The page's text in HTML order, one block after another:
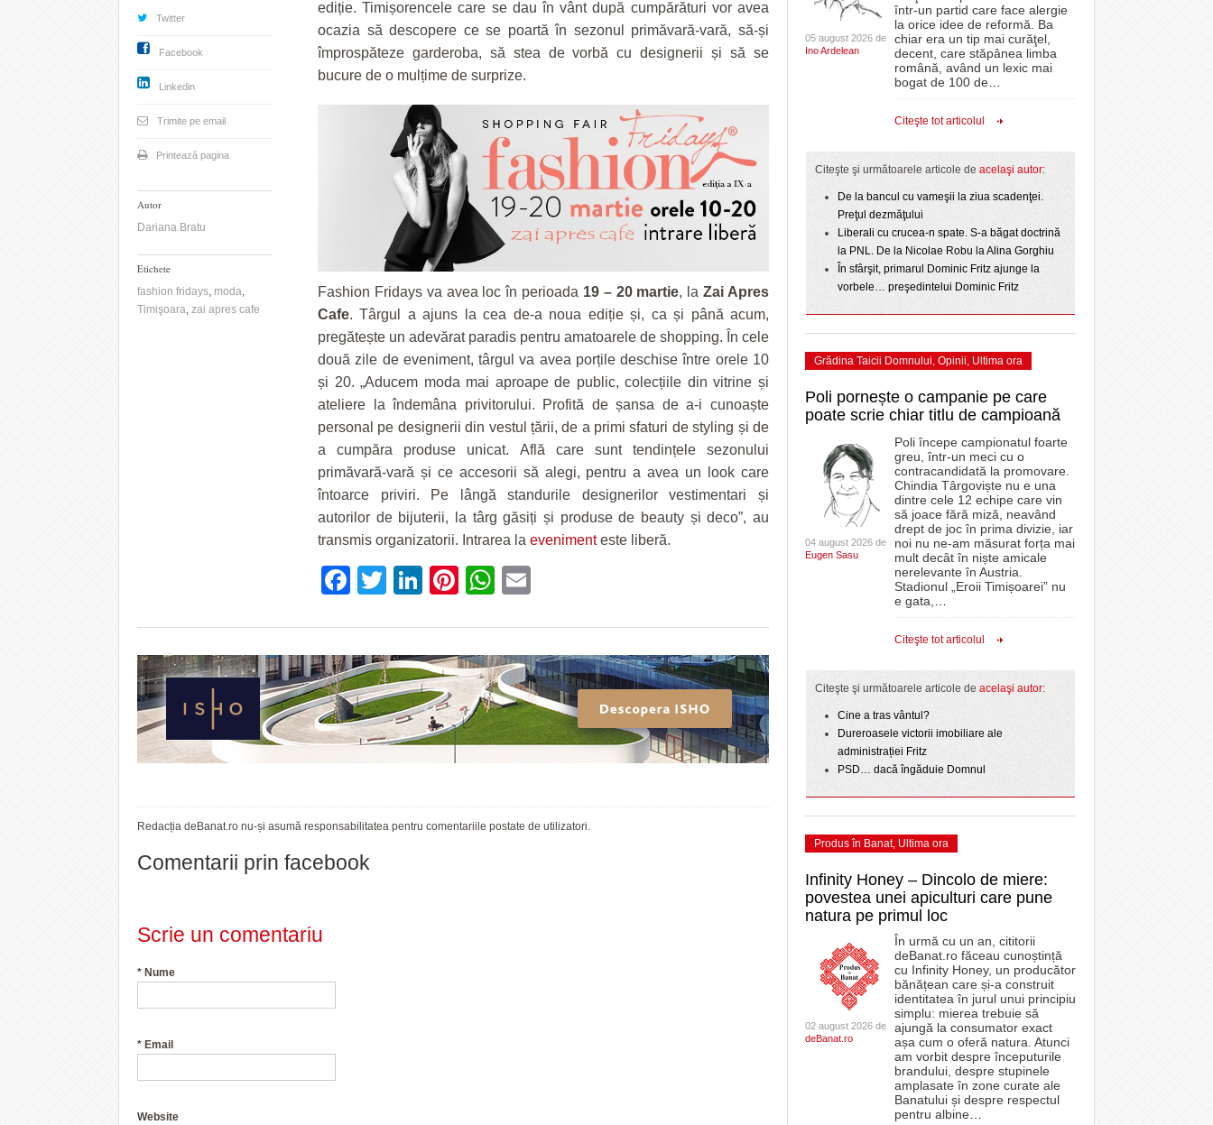
onoare/FOTO- 3 August 2026
Primăria Timișoara vinde 3.500 de metri cubi de
lemn- 3 August 2026
ANI să intervină în cazul Dominic Fritz şi să
conteste ordinul prefectului de Timiş
- acum 1 zi
August 2026
A vrut să-l atace pe Bolojan, dar i-a ieşit altceva.
Alexandru Rogobete spune că Nicolae
Ceauşescu a fost… “unicul vizionar al țării”
- 1
August 2026
View all
dramatic în barajul de promovare- 3 August 2026
Politehnica încheie cantonamentul cu o victorie
- 25 July 2026
Serie A, USD Lecce
ZIARISTU’ DE
FINANŢĂRI DE LA A
LA Z
PE SURSE
CLIPURI VIDEO
Ziua Timișoarei – City Celebration. Programul
ultimei zile
- 3 August 2026
Sărbătoarea continuă! Zeci de mii de oameni
View all
proiectelor derulate de instituție din fonduri
europene/FOTO
ANAF oferă persoanelor fizice posibilitatea să
beneficieze de Declarația Unică 212
2025
CLIPURI VIDEO
JOCURI ONLINE
DIVERSE
FARMACII DIN
GRĂDINIŢE DIN TIMIŞ
PRIMĂRIILE DIN TIMIŞ
SFATUL MEDICULUI
SFATURI JURIDICE
ediție. Timișorencele care se dau în vânt după cumpărături vor avea
ocazia să descopere ce se poartă în sezonul primăvară-vară, să-și
împrospăteze garderoba, să stea de vorbă cu designerii și să se
bucure de o mulțime de surprize.
Fashion Fridays va avea loc în perioada 19 – 20 martie, laZai Apres
Cafe. Târgul a ajuns la cea de-a noua ediție și, ca și până acum,
pregătește un adevărat paradis pentru amatoarele de shopping. În cele
două zile de eveniment, târgul va avea porțile deschise între orele 10
și 20. „Aducem moda mai aproape de public, colecțiile din vitrine și
ateliere la îndemâna privitorului. Profită de șansa de a-i cunoaște
personal pe designerii din vestul țării, de a primi sfaturi de styling și de
a cumpăra produse unicat. Află care sunt tendințele sezonului
primăvară-vară și ce accesorii să alegi, pentru a avea un look care
întoarce priviri. Pe lângă standurile designerilor vestimentari și
autorilor de bijuterii, la târg găsiți și produse de beauty și deco”, au
transmis organizatorii. Intrarea la evenimenteste liberă.
Facebook
Twitter
LinkedIn
Pinterest
WhatsApp
Twitter
Facebook
Linkedin
Trimite pe email
Printează pagina
Autor
Dariana Bratu
Etichete
fashion fridays, moda,
Timişoara, zai apres cafe
Redacția deBanat.ro nu-și asumă responsabilitatea pentru comentariile postate de utilizatori.
Comentarii prin facebook
Scrie un comentariu
* Nume
* Email
Website
05 august 2026 de
Ino Ardelean
într-un partid care face alergie
la orice idee de reformă. Ba
chiar era un tip mai curăţel,
decent, care stăpânea limba
română, având un lexic mai
bogat de 100 de
Citeşte tot articolul
Citeşte şi următoarele articole de acelaşi autor:
De la bancul cu vameşii la ziua scadenţei.
Preţul dezmăţului
Liberali cu crucea-n spate. S-a băgat doctrină
la PNL. De la Nicolae Robu la Alina Gorghiu
În sfârşit, primarul Dominic Fritz ajunge la
vorbele… preşedintelui Dominic Fritz
Grădina Taicii Domnului, Opinii, Ultima ora
Poli pornește o campanie pe care
poate scrie chiar titlu de campioană
04 august 2026 de
Eugen Sasu
Poli începe campionatul foarte
greu, într-un meci cu o
contracandidată la promovare.
Chindia Târgoviște nu e una
dintre cele 12 echipe care vin
să joace fără miză, neavând
drept de joc în prima divizie, iar
noi nu ne-am măsurat forța mai
mult decât în niște amicale
nerelevante în Austria.
Stadionul „Eroii Timișoarei” nu
e gata,
Citeşte tot articolul
Citeşte şi următoarele articole de acelaşi autor:
Cine a tras vântul?
Dureroasele victorii imobiliare ale
administrației Fritz
PSD… dacă îngăduie Domnul
Produs în Banat, Ultima ora
Infinity Honey – Dincolo de miere:
povestea unei apiculturi care pune
natura pe primul loc
02 august 2026 de
deBanat.ro
În urmă cu un an, cititorii
deBanat.ro făceau cunoștință
cu Infinity Honey, un producător
bănățean care și-a construit
identitatea în jurul unui principiu
simplu: mierea trebuie să
ajungă la consumator exact
așa cum o oferă natura. Atunci
am vorbit despre începuturile
brandului, despre stupinele
amplasate în zone curate ale
Banatului și despre respectul
pentru albine